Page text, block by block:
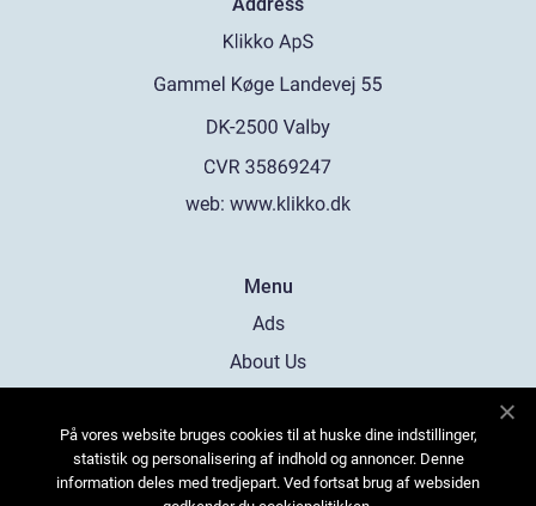
web: www.klikko.dk
Menu
Ads
About Us
Contact
Sitemap
På vores website bruges cookies til at huske dine indstillinger,
statistik og personalisering af indhold og annoncer. Denne
information deles med tredjepart. Ved fortsat brug af websiden